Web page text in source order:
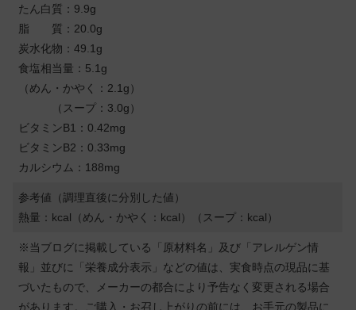
たん白質：9.9g
脂 質：20.0g
炭水化物：49.1g
食塩相当量：5.1g
（めん・かやく：2.1g）
（スープ：3.0g）
ビタミンB1：0.42mg
ビタミンB2：0.33mg
カルシウム：188mg
参考値（調理直後に分別した値）
熱量：kcal（めん・かやく：kcal）（スープ：kcal）
※当ブログに掲載している「原材料名」及び「アレルゲン情
報」並びに「栄養成分表示」などの値は、実食時点の現品に基
づいたもので、メーカーの都合により予告なく変更される場合
があります。ご購入・お召し上がりの前には、お手元の製品に